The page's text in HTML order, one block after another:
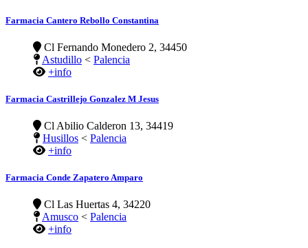
Farmacia Cantero Rebollo Constantina
Cl Fernando Monedero 2, 34450
Astudillo < Palencia
+info
Farmacia Castrillejo Gonzalez M Jesus
Cl Abilio Calderon 13, 34419
Husillos < Palencia
+info
Farmacia Conde Zapatero Amparo
Cl Las Huertas 4, 34220
Amusco < Palencia
+info